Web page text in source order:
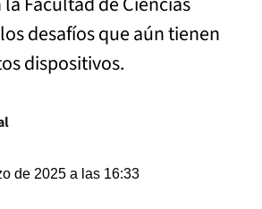
desafíos que aún tienen
dispositivos.
de 2025 a las 16:33